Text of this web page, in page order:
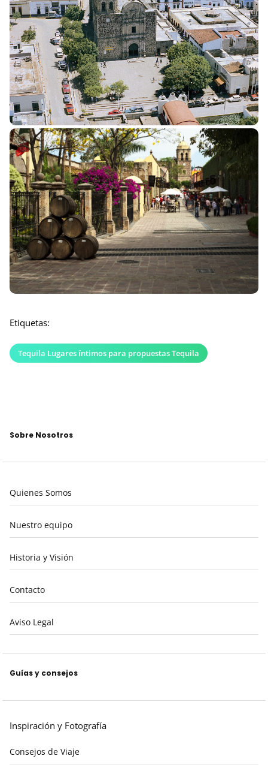
Etiquetas:
Tequila Lugares íntimos para propuestas Tequila
Sobre Nosotros
Quienes Somos
Nuestro equipo
Historia y Visión
Contacto
Aviso Legal
Guías y consejos
Inspiración y Fotografía
Consejos de Viaje